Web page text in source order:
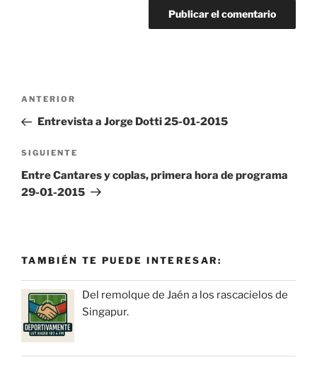
Navegación
entradas
Entrada
anterior:
ANTERIOR
Entrevista a Jorge Dotti 25-01-2015
Siguiente
entrada
SIGUIENTE
Entre Cantares y coplas, primera hora de programa
29-01-2015
TAMBIÉN TE PUEDE INTERESAR:
Del remolque de Jaén a los rascacielos de
Singapur.